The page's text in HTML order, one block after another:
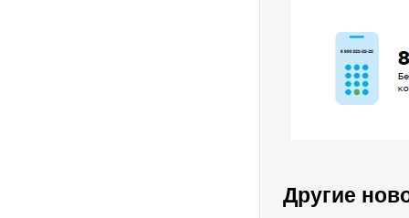
Другие